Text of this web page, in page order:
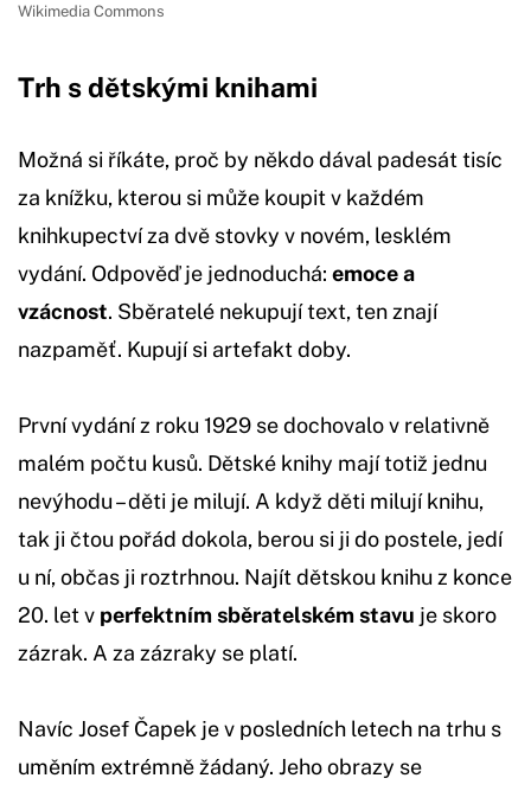
Wikimedia Commons
Trh s dětskými knihami
Možná si říkáte, proč by někdo dával padesát tisíc
za knížku, kterou si může koupit v každém
knihkupectví za dvě stovky v novém, lesklém
vydání. Odpověď je jednoduchá: emoce a
vzácnost. Sběratelé nekupují text, ten znají
nazpaměť. Kupují si artefakt doby.
První vydání z roku 1929 se dochovalo v relativně
malém počtu kusů. Dětské knihy mají totiž jednu
nevýhodu – děti je milují. A když děti milují knihu,
tak ji čtou pořád dokola, berou si ji do postele, jedí
u ní, občas ji roztrhnou. Najít dětskou knihu z konce
20. let v perfektním sběratelském stavu je skoro
zázrak. A za zázraky se platí.
Navíc Josef Čapek je v posledních letech na trhu s
uměním extrémně žádaný. Jeho obrazy se